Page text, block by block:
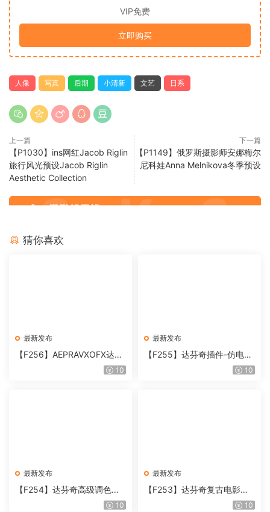
VIP免费
立即购买
人像 写真 后期 小清新 文艺 日系
上一篇
【P1030】ins网红Jacob Riglin
旅行风光预设Jacob Riglin
Aesthetic Collection
下一篇
【P1149】俄罗斯摄影师安娜梅尔
尼科娃Anna Melnikova冬季预设
猜你喜欢
最新发布
【F256】AEPRAVXOFX达芬
奇视频人像磨皮润肤美颜插件
10
最新发布
【F255】达芬奇插件-仿电影
胶片视频调色插件 ARRI Film
10
最新发布
【F254】达芬奇高级调色插
件 Contour V2.2.2 WinMac10
最新发布
【F253】达芬奇复古电影胶
片质感DCTL节点调色预设 M
10